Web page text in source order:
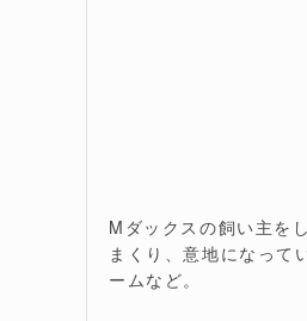
Mダックスの飼い主を
まくり、意地になって
ームなど。